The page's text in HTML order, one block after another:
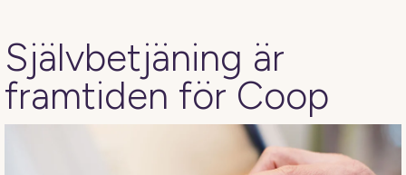
Självbetjäning är
framtiden för Coop